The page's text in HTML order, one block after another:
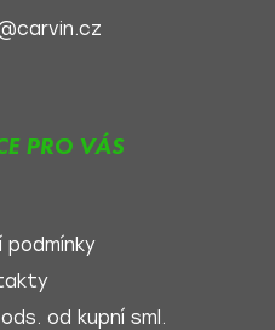
PRO VÁS
podmínky
od kupní sml.